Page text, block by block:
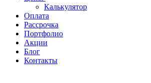
Калькулятор
Оплата
Рассрочка
Портфолио
Акции
Блог
Контакты